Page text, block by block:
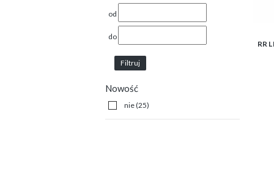
od
do
Filtruj
Nowość
nie(25)
RR